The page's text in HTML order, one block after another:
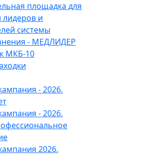
площадка для
лидеров и
системы
- МЕДЛИДЕР
МКБ-10
- 2026.
- 2026.
2026.